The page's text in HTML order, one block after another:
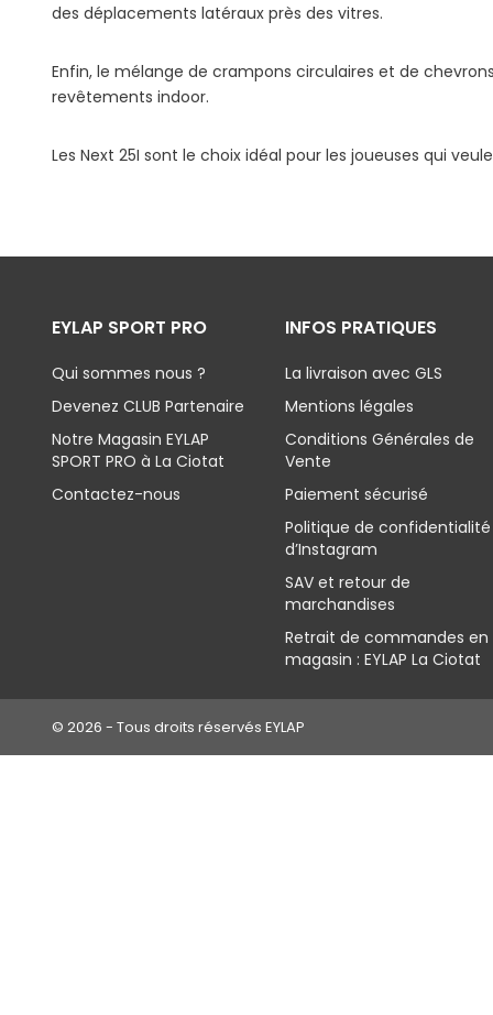
des déplacements latéraux près des vitres.
Enfin, le mélange de crampons circulaires et de
revêtements indoor.
Les Next 25I sont le choix idéal pour les joueuses qui
EYLAP SPORT PRO
Qui sommes nous ?
Devenez CLUB Partenaire
Notre Magasin EYLAP
SPORT PRO à La Ciotat
Contactez-nous
INFOS PRATIQUES
La livraison avec GLS
Mentions légales
Conditions Générales de
Vente
Paiement sécurisé
Politique de confidentialité
d’Instagram
SAV et retour de
marchandises
Retrait de commandes en
magasin : EYLAP La Ciotat
© 2026 - Tous droits réservés EYLAP